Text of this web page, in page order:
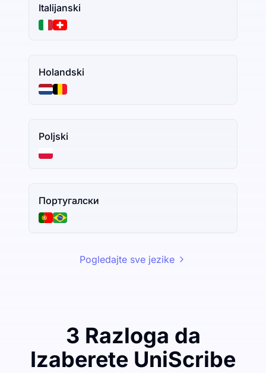
Italijanski
Holandski
Poljski
Португалски
Pogledajte sve jezike
3 Razloga da
Izaberete UniScribe